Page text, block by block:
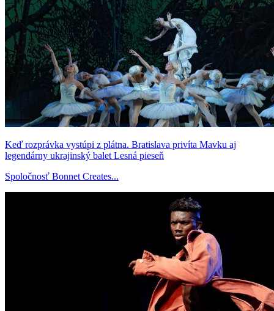
Keď rozprávka vystúpi z plátna. Bratislava privíta Mavku aj
legendárny ukrajinský balet Lesná pieseň
Spoločnosť Bonnet Creates...